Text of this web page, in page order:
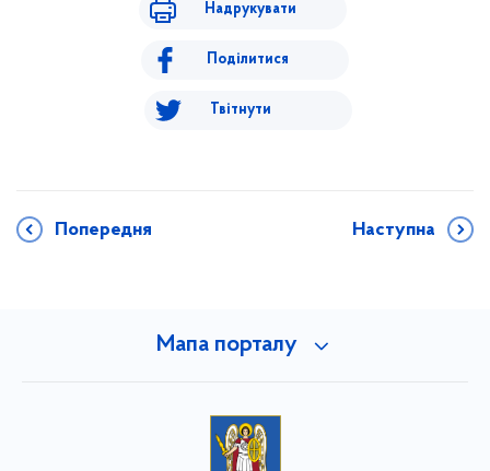
Надрукувати
Поділитися
Твітнути
Попередня Наступна
Мапа порталу